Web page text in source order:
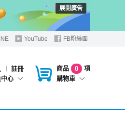
展開廣告
YouTube FB粉絲團
︱
註冊
心
商品 0
項
購物車